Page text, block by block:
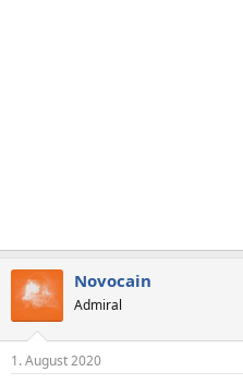
Novocain
Admiral
1. August 2020